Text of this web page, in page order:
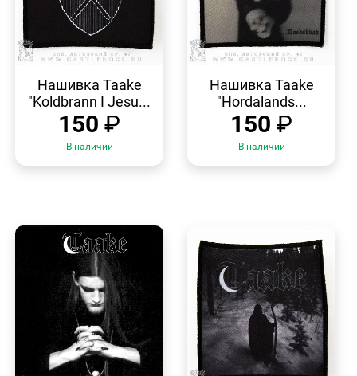
ПРОСМОТР
Нашивка Taake
"Koldbrann I Jesu...
150 ₽
В наличии
ПРОСМОТР
Нашивка Taake
"Hordalands...
150 ₽
В наличии